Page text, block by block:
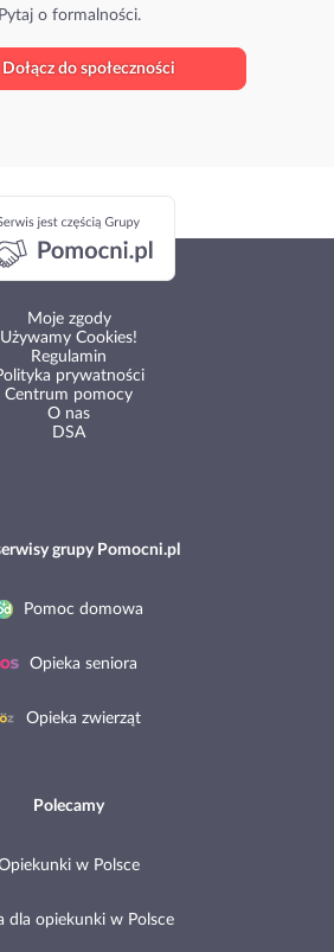
Pytaj o formalności.
Dołącz do społeczności
Moje zgody
Używamy Cookies!
Regulamin
prywatności
Centrum pomocy
O nas
DSA
grupy Pomocni.pl
Pomoc domowa
Opieka seniora
Opieka zwierząt
Polecamy
w Polsce
dla opiekunki w Polsce